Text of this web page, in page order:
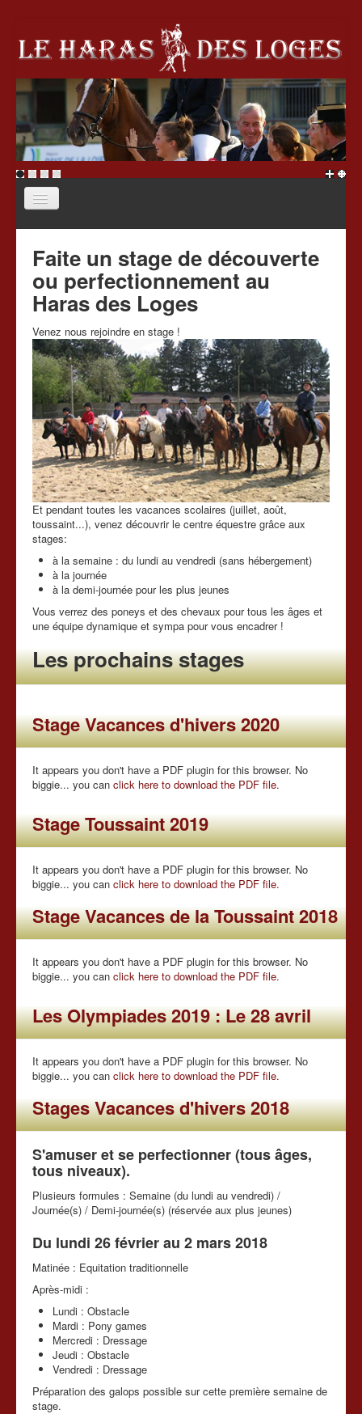
Le haras
École d'équitation
Stages
Tarifs
Les news du club
Association
Chevaux à vendre
Nous contacter
Faite un stage de découverte
ou perfectionnement au
Haras des Loges
Venez nous rejoindre en stage !
Et pendant toutes les vacances scolaires (juillet, août,
toussaint...), venez découvrir le centre équestre grâce aux
stages:
à la semaine : du lundi au vendredi (sans hébergement)
à la journée
à la demi-journée pour les plus jeunes
Vous verrez des poneys et des chevaux pour tous les âges et
une équipe dynamique et sympa pour vous encadrer !
Les prochains stages
Stage Vacances d'hivers 2020
It appears you don't have a PDF plugin for this browser. No
biggie... you can click here to download the PDF file.
Stage Toussaint 2019
It appears you don't have a PDF plugin for this browser. No
biggie... you can click here to download the PDF file.
Stage Vacances de la Toussaint 2018
It appears you don't have a PDF plugin for this browser. No
biggie... you can click here to download the PDF file.
Les Olympiades 2019 : Le 28 avril
It appears you don't have a PDF plugin for this browser. No
biggie... you can click here to download the PDF file.
Stages Vacances d'hivers 2018
S'amuser et se perfectionner (tous âges,
tous niveaux).
Plusieurs formules : Semaine (du lundi au vendredi) /
Journée(s) / Demi-journée(s) (réservée aux plus jeunes)
Du lundi 26 février au 2 mars 2018
Matinée : Equitation traditionnelle
Après-midi :
Lundi : Obstacle
Mardi : Pony games
Mercredi : Dressage
Jeudi : Obstacle
Vendredi : Dressage
Préparation des galops possible sur cette première semaine de
stage.